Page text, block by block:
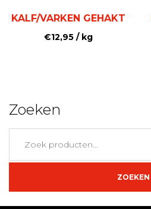
KALF/VARKEN GEHAKT
€12,95 / kg
Zoeken
naar:
ZOEKEN